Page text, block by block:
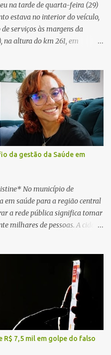
na tarde de quarta-feira (29)
estava no interior do veículo,
serviços às margens da
na altura do km 261, em
inconsciente dentro de um
rapidamente deslocadas ao
cardiorrespiratória. Os
as manobras de reanimação
de todos os esforços, o
Às 17h03, médicos
o óbito da vítima.
da gestão da Saúde em
No município de
saúde para a região central
a rede pública significa tomar
milhares de pessoas. A cidade
cidades do entorno,
da gestão sobre
últimos anos, o Governo
destinados ao fortalecimento
hospitalar e da
Entretanto, em um cenário
necessariamente limitados, a
não é apenas investir mais,
R$ 7,5 mil em golpe do falso